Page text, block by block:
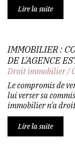
Lire la suite
IMMOBILIER :
DE L'AGENCE
Droit immobilier/
Le compromis de
lui verser sa
immobilier n'a droit
Lire la suite